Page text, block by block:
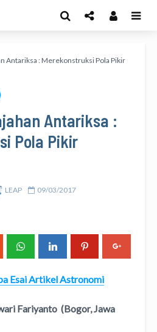
Antariksa : Merekonstruksi Pola Pikir
Antariksa :
Pola Pikir
LEAP
09/03/2017
Esai Artikel Astronomi
Fariyanto (Bogor, Jawa